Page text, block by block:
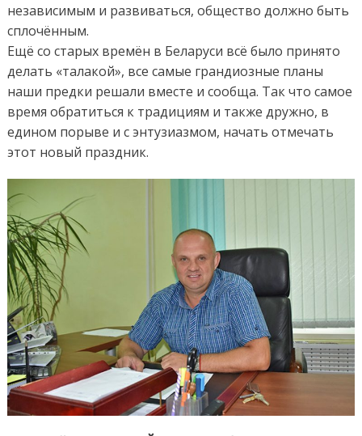
независимым и развиваться, общество должно быть
сплочённым.
Ещё со старых времён в Беларуси всё было принято
делать «талакой», все самые грандиозные планы
наши предки решали вместе и сообща. Так что самое
время обратиться к традициям и также дружно, в
едином порыве и с энтузиазмом, начать отмечать
этот новый праздник.